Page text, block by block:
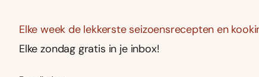
Elke week de lekkerste seizoensrecepten en
Elke zondag gratis in je inbox!